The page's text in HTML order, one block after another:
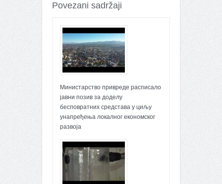
Povezani sadržaji
Министарство привреде расписало
јавни позив за доделу
бесповратних средстава у циљу
унапређења локалног економског
развоја